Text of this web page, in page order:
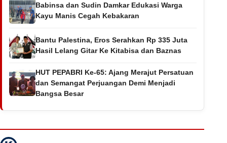
Babinsa dan Sudin Damkar Edukasi Warga
Kayu Manis Cegah Kebakaran
Bantu Palestina, Eros Serahkan Rp 335 Juta
Hasil Lelang Gitar Ke Kitabisa dan Baznas
HUT PEPABRI Ke-65: Ajang Merajut Persatuan
dan Semangat Perjuangan Demi Menjadi
Bangsa Besar